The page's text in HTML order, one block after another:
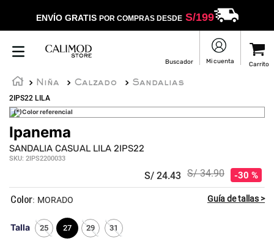
ENVÍO GRATIS POR COMPRAS DESDES/199
Niña Calzado
Sandalias
2IPS22 LILA
(*)Color referencial
Ipanema
SANDALIA CASUAL LILA 2IPS22
SKU: 2IPS2200033
S/ 24.43 S/ 34.90 30 %
Talla 25 27 29 31
: MORADO